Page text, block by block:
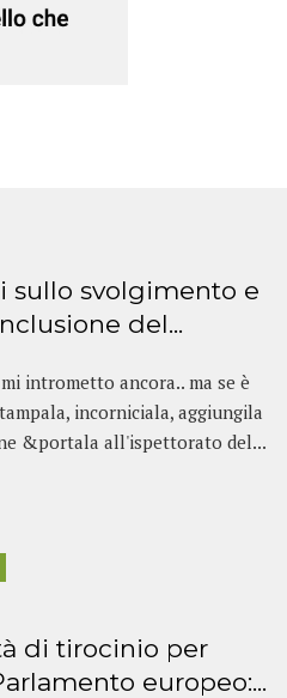
sullo svolgimento e
del...
intrometto ancora.. ma se è
incorniciala, aggiungila
&portala all'ispettorato del...
di tirocinio per
europeo:...